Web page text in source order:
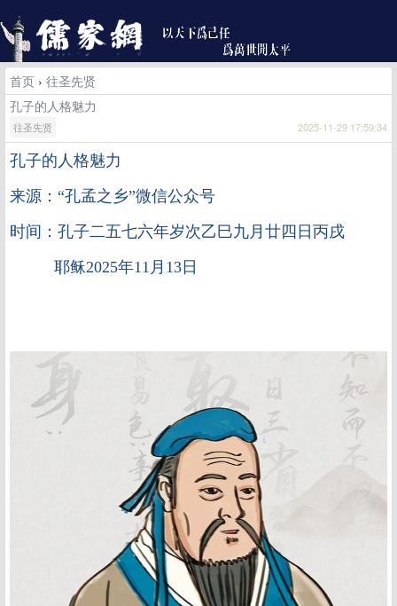
首页 › 往圣先贤
孔子的人格魅力
往圣先贤 2025-11-29 17:59:34
孔子的人格魅力
来源：“孔孟之乡”微信公众号
时间：孔子二五七六年岁次乙巳九月廿四日丙戌
耶稣2025年11月13日